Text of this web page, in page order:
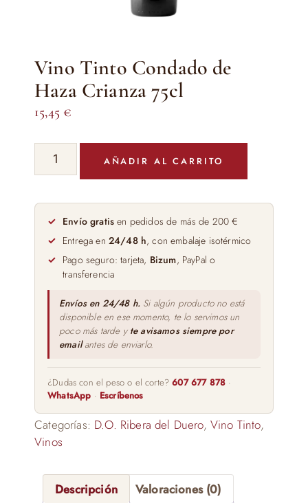
Vino Tinto Condado de
Haza Crianza 75cl
15,45 €
Vino
Tinto
de
Haza
Crianza
75cl
cantidad
AÑADIR AL CARRITO
Envío gratis en pedidos de más de 200 €
Entrega en 24/48 h, con embalaje isotérmico
Pago seguro: tarjeta, Bizum, PayPal o
transferencia
Envíos en 24/48 h. Si algún producto no está
disponible en ese momento, te lo servimos un
poco más tarde y te avisamos siempre por
emailantes de enviarlo.
¿Dudas con el peso o el corte?607 677 878 ·
WhatsApp · Escríbenos
Categorías: D.O. Ribera del Duero, Vino Tinto,
Vinos
Descripción Valoraciones (0)